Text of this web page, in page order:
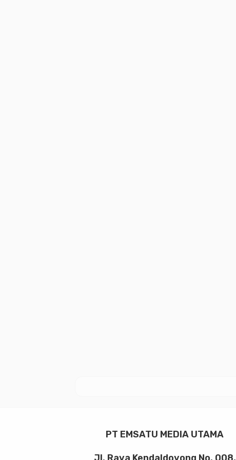
PT EMSATU MEDIA UTAMA